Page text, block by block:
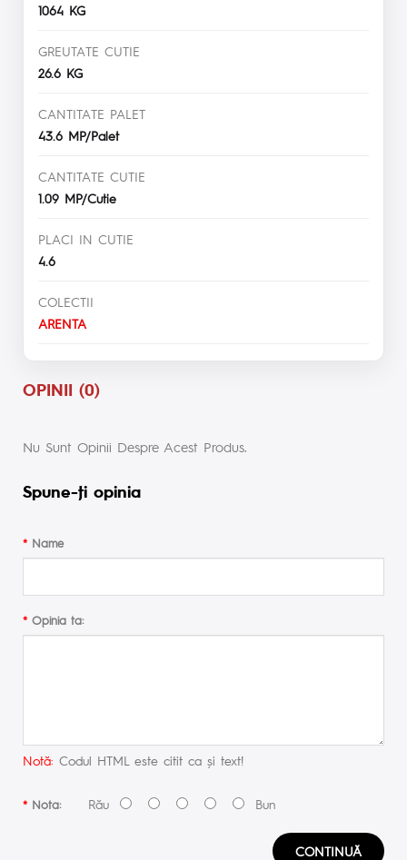
1064 KG
GREUTATE CUTIE
26.6 KG
CANTITATE PALET
43.6 MP/Palet
CANTITATE CUTIE
1.09 MP/Cutie
PLACI IN CUTIE
4.6
COLECTII
ARENTA
OPINII (0)
Nu Sunt Opinii Despre Acest Produs.
Spune-ţi opinia
Name
Opinia ta:
Notă: Codul HTML este citit ca şi text!
Nota:Rău Bun
CONTINUĂ